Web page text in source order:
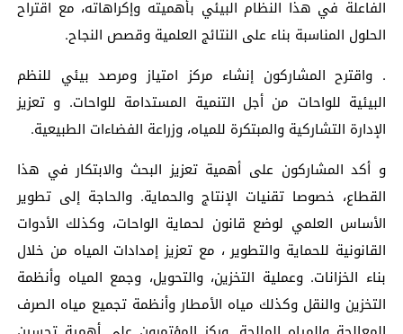
الفاعلة في هذا النظام البيئي بأهميته وإكراهاته، مع اقتراح
الحلول المناسبة بناء على النتائج العلمية وقصص النجاح.
. واقترح المشاركون إنشاء مركز امتياز ومرصد بيئي للنظم
البيئية للواحات من أجل التنمية المستدامة للواحات. و تعزيز
الإدارة التشاركية والمبتكرة للمياه، وزراعة الفضاءات الطبيعية.
و أكد المشاركون على أهمية تعزيز البحث والابتكار في هذا
القطاع، خصوصا تقنيات الإنتاج والحماية. والحاجة إلى تطوير
الأساس العلمي لوضع قانون لحماية الواحات، وكذلك الأدوات
القانونية للحماية والتطوير ، مع تعزيز إمدادات المياه من خلال
بناء الخزانات. وعملية التخزين، والتحويل، وجمع المياه وأنظمة
التخزين والنقل وكذلك مياه الأمطار وأنظمة تجميع مياه الصرف